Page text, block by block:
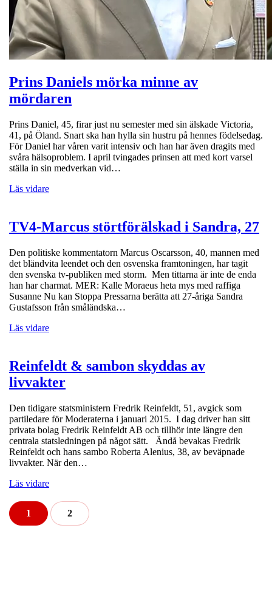
Prins Daniels mörka minne av
mördaren
Prins Daniel, 45, firar just nu semester med sin älskade Victoria,
41, på Öland. Snart ska han hylla sin hustru på hennes födelsedag.
För Daniel har våren varit intensiv och han har även dragits med
svåra hälsoproblem. I april tvingades prinsen att med kort varsel
ställa in sin medverkan vid…
Läs vidare
TV4-Marcus störtförälskad i Sandra, 27
Den politiske kommentatorn Marcus Oscarsson, 40, mannen med
det bländvita leendet och den osvenska framtoningen, har tagit
den svenska tv-publiken med storm. Men tittarna är inte de enda
han har charmat. MER: Kalle Moraeus heta mys med raffiga
Susanne Nu kan Stoppa Pressarna berätta att 27-åriga Sandra
Gustafsson från småländska…
Läs vidare
Reinfeldt & sambon skyddas av
livvakter
Den tidigare statsministern Fredrik Reinfeldt, 51, avgick som
partiledare för Moderaterna i januari 2015. I dag driver han sitt
privata bolag Fredrik Reinfeldt AB och tillhör inte längre den
centrala statsledningen på något sätt. Ändå bevakas Fredrik
Reinfeldt och hans sambo Roberta Alenius, 38, av beväpnade
livvakter. När den…
Läs vidare
1 2